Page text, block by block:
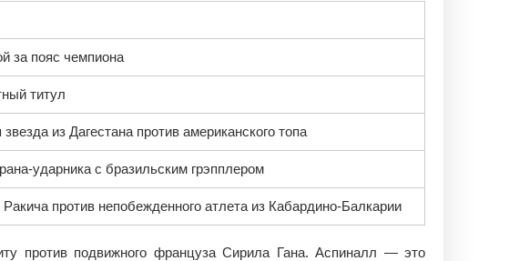
за пояс чемпиона
титул
из Дагестана против американского топа
ударника с бразильским грэпплером
против непобежденного атлета из Кабардино-Балкарии
против подвижного француза Сирила Гана. Аспиналл — это